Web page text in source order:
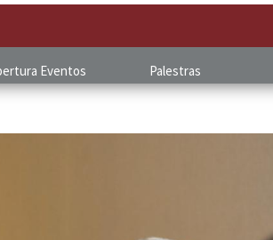
Eventos Palestras